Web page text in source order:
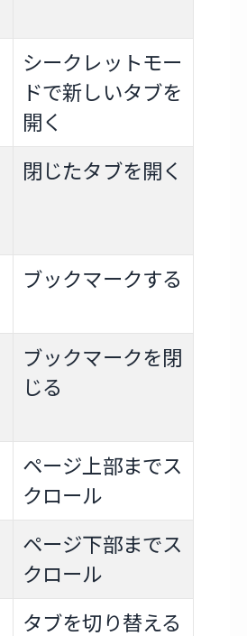
シークレットモー
ドで新しいタブを
開く
閉じたタブを開く
ブックマークする
ブックマークを閉
じる
ページ上部までス
クロール
ページ下部までス
クロール
タブを切り替える